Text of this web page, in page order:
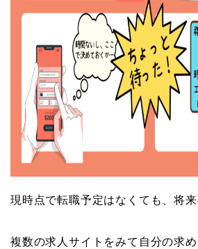
現時点で転職予定はなくても、将
複数の求人サイトをみて自分の求